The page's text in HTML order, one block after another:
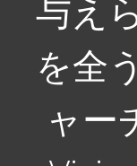
与え
を全
ャー